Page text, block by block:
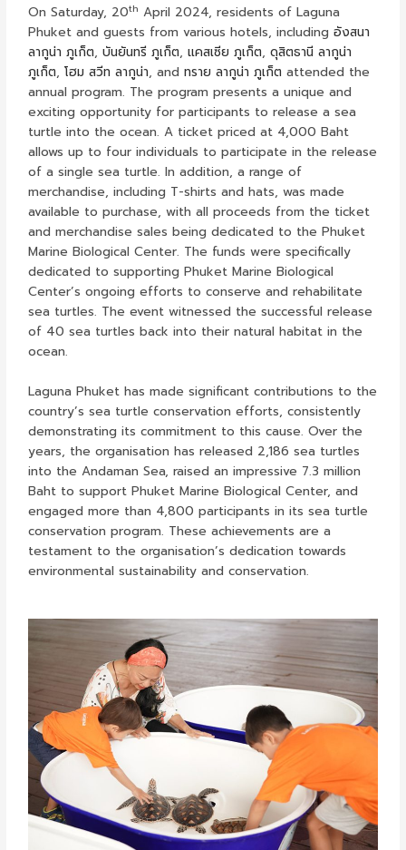
On Saturday, 20th April 2024, residents of Laguna
Phuket and guests from various hotels, includingอังสนา
ลากูน่า ภูเก็ต,บันยันทรี ภูเก็ต,แคสเซีย ภูเก็ต,ดุสิตธานี ลากูน่า
ภูเก็ต,โฮม สวีท ลากูน่า, andทราย ลากูน่า ภูเก็ต attended the
annual program. The program presents a unique and
exciting opportunity for participants to release a sea
turtle into the ocean. A ticket priced at 4,000 Baht
allows up to four individuals to participate in the release
of a single sea turtle. In addition, a range of
merchandise, including T-shirts and hats, was made
available to purchase, with all proceeds from the ticket
and merchandise sales being dedicated to the Phuket
Marine Biological Center. The funds were specifically
dedicated to supporting Phuket Marine Biological
Center’s ongoing efforts to conserve and rehabilitate
sea turtles. The event witnessed the successful release
of 40 sea turtles back into their natural habitat in the
ocean.
Laguna Phuket has made significant contributions to the
country’s sea turtle conservation efforts, consistently
demonstrating its commitment to this cause. Over the
years, the organisation has released 2,186 sea turtles
into the Andaman Sea, raised an impressive 7.3 million
Baht to support Phuket Marine Biological Center, and
engaged more than 4,800 participants in its sea turtle
conservation program. These achievements are a
testament to the organisation’s dedication towards
environmental sustainability and conservation.